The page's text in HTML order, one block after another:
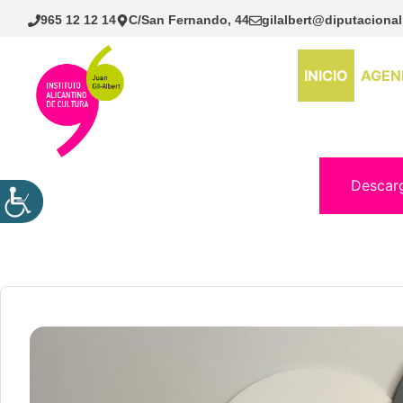
Saltar
965 12 12 14 C/San Fernando, 44
INICIO